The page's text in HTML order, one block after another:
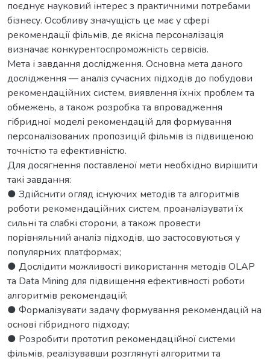
поєднує науковий інтерес з практичними потребами
бізнесу. Особливу значущість це має у сфері
рекомендації фільмів, де якісна персоналізація
визначає конкурентоспроможність сервісів.
Мета і завдання дослідження. Основна мета даного
дослідження — аналіз сучасних підходів до побудови
рекомендаційних систем, виявлення їхніх проблем та
обмежень, а також розробка та впровадження
гібридної моделі рекомендацій для формування
персоналізованих пропозицій фільмів із підвищеною
точністю та ефективністю.
Для досягнення поставленої мети необхідно вирішити
такі завдання:
● Здійснити огляд існуючих методів та алгоритмів
роботи рекомендаційних систем, проаналізувати їх
сильні та слабкі сторони, а також провести
порівняльний аналіз підходів, що застосовуються у
популярних платформах;
● Дослідити можливості використання методів OLAP
та Data Mining для підвищення ефективності роботи
алгоритмів рекомендацій;
● Формалізувати задачу формування рекомендацій на
основі гібридного підходу;
● Розробити прототип рекомендаційної системи
фільмів, реалізувавши розглянуті алгоритми та